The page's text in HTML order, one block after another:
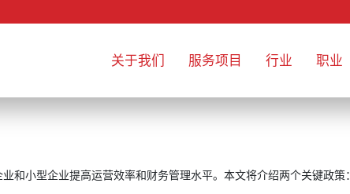
关于我们 服务项目 行业 职业
小型企业提高运营效率和财务管理水平。本文将介绍两个关键政策：